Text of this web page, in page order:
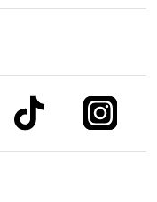
linkedinlink to tiktok